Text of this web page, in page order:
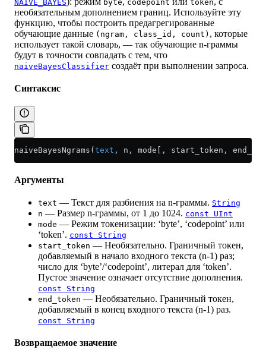
NAIVE_BAYES byte codepoint token
необязательным дополнением границ. Используйте эту
функцию, чтобы построить предагрегированные
обучающие данные (ngram, class_id, count) , которые
использует такой словарь, — так обучающие n-граммы
будут в точности совпадать с тем, что
naiveBayesClassifier создаёт при выполнении запроса.
Синтаксис
naiveBayesNgrams( text , n, mode[, start_token,
Аргументы
text — Текст для разбиения на n-граммы. String
n — Размер n-граммы, от 1 до 1024. const UInt
mode — Режим токенизации: ‘byte’, ‘codepoint’ или
‘token’. const String
start_token — Необязательно. Граничный токен,
добавляемый в начало входного текста (n-1) раз;
число для ‘byte’/‘codepoint’, литерал для ‘token’.
Пустое значение означает отсутствие дополнения.
const String
end_token — Необязательно. Граничный токен,
добавляемый в конец входного текста (n-1) раз.
const String
Возвращаемое значение